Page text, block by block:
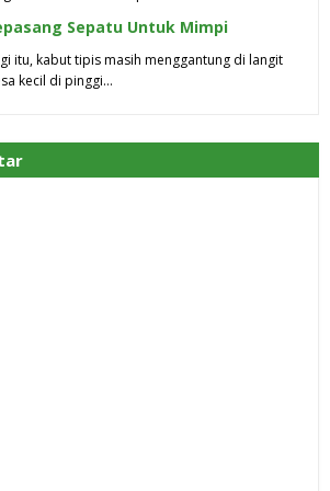
Sepatu Untuk Mimpi
itu, kabut tipis masih menggantung di langit
kecil di pinggi…